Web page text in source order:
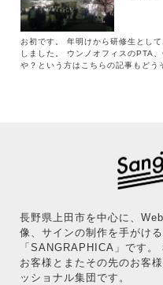
お初です。 年明けから研修生とし
しました。 ウンノオフィスのPTA
や？という方はこちらの記事もどう
長野県上田市を中心に、
像、サインの制作を手がけ
「SANGRAPHICA」です。
お客様とまたその先のお客
ッショナル集団です。